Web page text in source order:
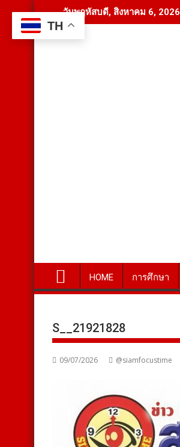
to
content
วันพฤหัสบดี, สิงหาคม 6, 2026
HOME การศึกษา
S__21921828
09/07/2026 @siamfocustime
TH